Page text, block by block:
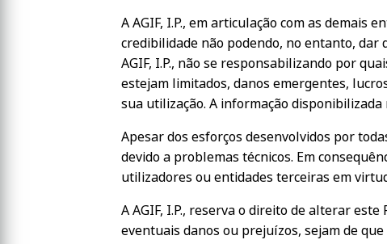
A AGIF, I.P., em articulação com as demais
credibilidade não podendo, no entanto,
AGIF, I.P., não se responsabilizando por
estejam limitados, danos emergentes,
sua utilização. A informação
Apesar dos esforços desenvolvidos por
devido a problemas técnicos. Em
utilizadores ou entidades terceiras em
A AGIF, I.P., reserva o direito de alterar
eventuais danos ou prejuízos, sejam de